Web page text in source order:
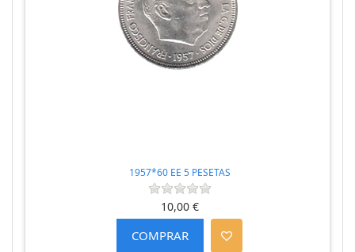
1957*60 EE 5 PESETAS
10,00 €